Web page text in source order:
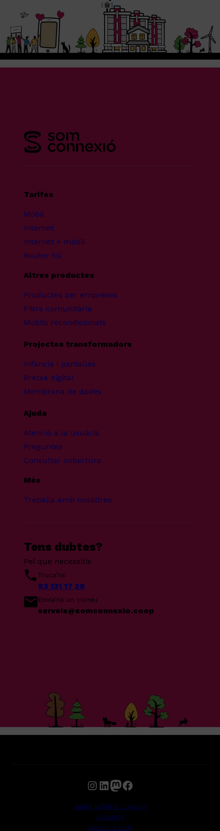
Tarifes
Mòbil
Internet
Internet + mòbil
Router 5G
Altres productes
Productes per empreses
Fibra comunitària
Mòbils recondicionats
Projectes transformadors
Infància i pantalles
Bretxa digital
Membrana de dades
Ajuda
Atenció a la usuària
Preguntes
Consultar cobertura
Més
Treballa amb nosaltres
Tens dubtes?
Pel que necessitis
Truca’ns
93 131 17 28
Envia’ns un correu
serveis@somconnexio.coop
Instagram LinkedIn Mastodon Facebook
Junta arbitral consum
Estatuts
Balanç social